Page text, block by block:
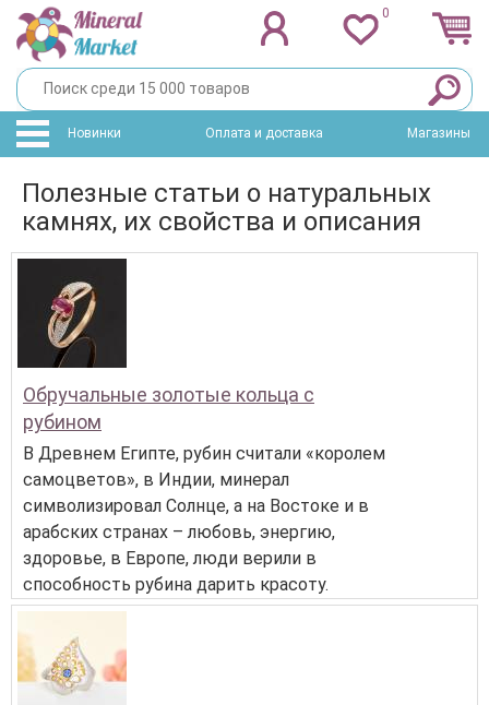
0
Новинки Оплата и доставка Магазины
Полезные статьи о натуральных
камнях, их свойства и описания
Обручальные золотые кольца с
рубином
В Древнем Египте, рубин считали «королем
самоцветов», в Индии, минерал
символизировал Солнце, а на Востоке и в
арабских странах – любовь, энергию,
здоровье, в Европе, люди верили в
способность рубина дарить красоту.